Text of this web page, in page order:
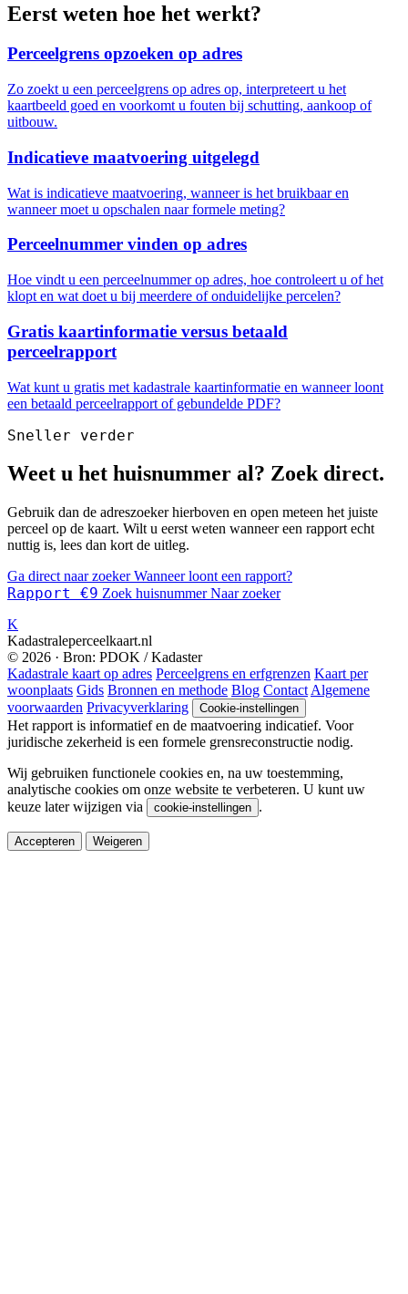
Eerst weten hoe het werkt?
Perceelgrens opzoeken op adres
Zo zoekt u een perceelgrens op adres op, interpreteert u het
kaartbeeld goed en voorkomt u fouten bij schutting, aankoop of
uitbouw.
Indicatieve maatvoering uitgelegd
Wat is indicatieve maatvoering, wanneer is het bruikbaar en
wanneer moet u opschalen naar formele meting?
Perceelnummer vinden op adres
Hoe vindt u een perceelnummer op adres, hoe controleert u of het
klopt en wat doet u bij meerdere of onduidelijke percelen?
Gratis kaartinformatie versus betaald
perceelrapport
Wat kunt u gratis met kadastrale kaartinformatie en wanneer loont
een betaald perceelrapport of gebundelde PDF?
Sneller verder
Weet u het huisnummer al? Zoek direct.
Gebruik dan de adreszoeker hierboven en open meteen het juiste
perceel op de kaart. Wilt u eerst weten wanneer een rapport echt
nuttig is, lees dan kort de uitleg.
Ga direct naar zoekerWanneer loont een rapport?
Rapport €9 Zoek huisnummer Naar zoeker
K
Kadastraleperceelkaart.nl
© 2026 · Bron: PDOK / Kadaster
Kadastrale kaart op adres Perceelgrens en erfgrenzen Kaart per
woonplaats Gids Bronnen en methode Blog Contact Algemene
voorwaarden Privacyverklaring Cookie-instellingen
Het rapport is informatief en de maatvoering indicatief. Voor
juridische zekerheid is een formele grensreconstructie nodig.
Wij gebruiken functionele cookies en, na uw toestemming,
analytische cookies om onze website te verbeteren. U kunt uw
keuze later wijzigen via
cookie-instellingen .
Accepteren Weigeren